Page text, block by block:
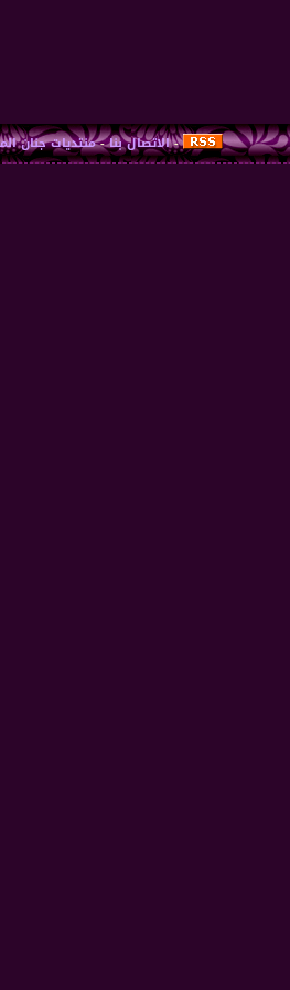
-الاتصال بنا-منتديات جنان